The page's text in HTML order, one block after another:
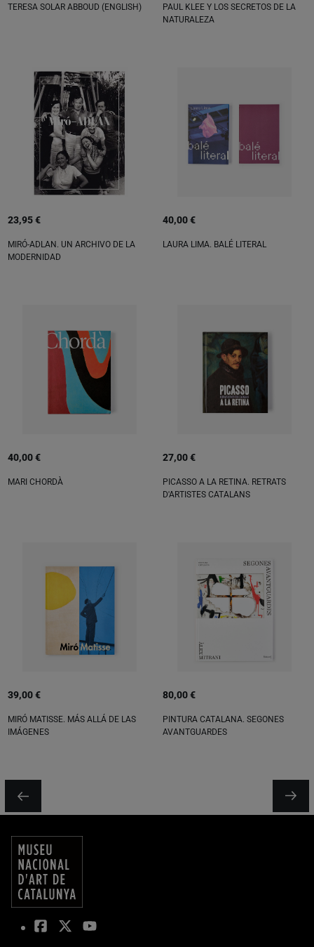
TERESA SOLAR ABBOUD (ENGLISH)
PAUL KLEE Y LOS SECRETOS DE LA
NATURALEZA
23,95 €
MIRÓ-ADLAN. UN ARCHIVO DE LA
MODERNIDAD
40,00 €
LAURA LIMA. BALÉ LITERAL
40,00 €
MARI CHORDÀ
27,00 €
PICASSO A LA RETINA. RETRATS
D'ARTISTES CATALANS
39,00 €
MIRÓ MATISSE. MÁS ALLÁ DE LAS
IMÁGENES
80,00 €
PINTURA CATALANA. SEGONES
AVANTGUARDES